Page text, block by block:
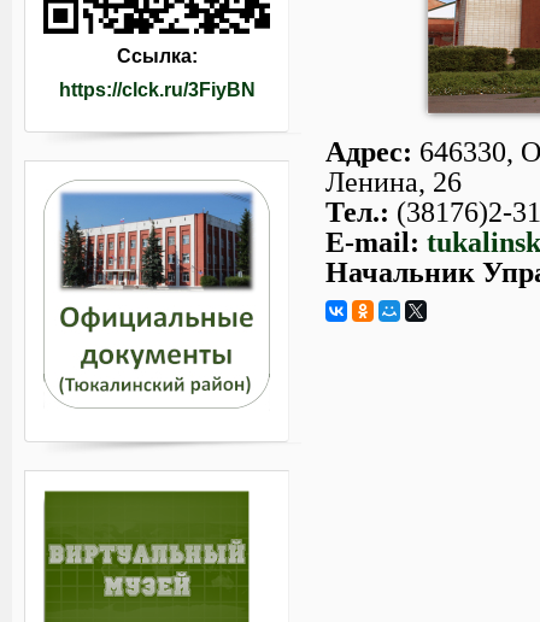
Адрес: 646330,
Ленина, 26
Тел.: (38176)2-
E-mail:
Начальник
Ссылка:
https://clck.ru/3FiyBN